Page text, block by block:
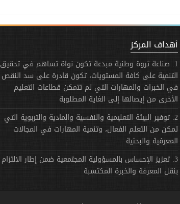
أهداف المركز
1. صناعة ثروة وطنية مبدعة تكون نواة تساهم في تحقيق
التنمية على كافة المستويات، تكون قادرة على سد النقص
في الخبرات والمهارات التي لم تتمكن قطاعات التعليم
الأخرى من إيصالها إلى الغاية المطلوبة
2. توفير البيئة التعليمية والنفسية والمادية والتربوية التي
تمكن من التعلم الفعال، وتنمية المهارات في المجالات
المعرفية والبحثية
3. تعزيز الإحساس بالمسؤولية المجتمعية ضمن إطار الالتزام
بنقل المعرفة والخبرة المكتسبة